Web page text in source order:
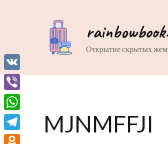
Открытие скрытых
MJNMFFJI
VK
Viber
WhatsApp
Telegram